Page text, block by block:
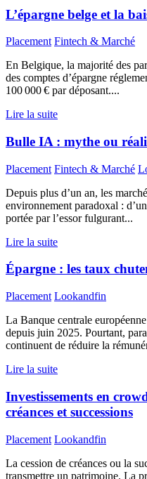
L’épargne belge et la
Placement Fintech & Marché
En Belgique, la majorité des
des comptes d’épargne
100 000 € par déposant....
Lire la suite
Bulle IA : mythe ou
Placement Fintech & Marché
Depuis plus d’un an, les
environnement paradoxal :
portée par l’essor fulgurant...
Lire la suite
Épargne : les taux
Placement Lookandfin
La Banque centrale
depuis juin 2025. Pourtant,
continuent de réduire la
Lire la suite
Investissements en
créances et successions
Placement Lookandfin
La cession de créances ou la
transmettre un patrimoine. La